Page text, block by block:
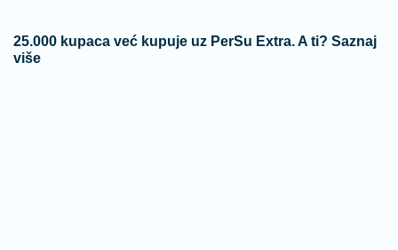
25.000 kupaca već kupuje uz PerSu Extra. A ti? Saznaj
više